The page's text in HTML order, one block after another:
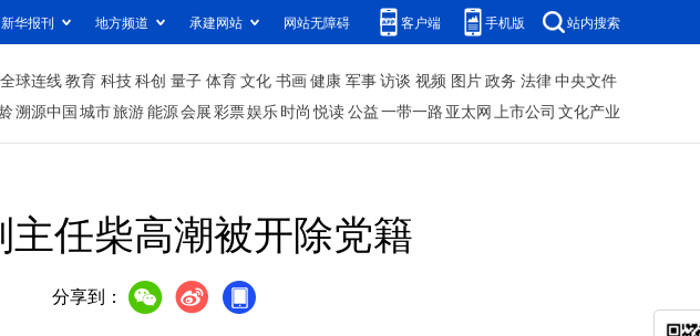
新华报刊 地方频道 承建网站 网站无障碍 客户端 手机版 站内搜索
全球连线教育 科技科创 量子 体育文化 书画健康 军事访谈 视频 图片政务 法律中央文件
溯源中国城市旅游能源会展彩票娱乐时尚 悦读公益一带一路 亚太网上市公司 文化产业
任柴高潮被开除党籍
分享到：